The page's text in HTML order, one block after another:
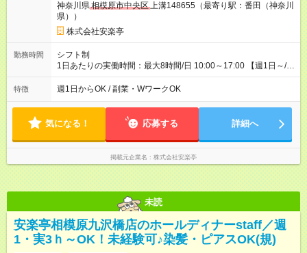
神奈川県相模原市中央区上溝148655（最寄り駅：番田（神奈川
県））
株式会社安楽亭
勤務時間
シフト制
1日あたりの実働時間：最大8時間/日 10:00～17:00 【週1日～/1
日3時間～OK！】 ＊レギュラー勤務ももちろん大歓迎！ 「子ど
ものお迎えまでの時間」 「ランチタイムだけ」 など、家庭の予
談可能◎
特徴 週1日からOK / 副業・WワークOK
気になる！ 応募する 詳細へ
掲載元企業名 株式会社安楽亭
未読
安楽亭相模原九沢橋店のホールディナーstaff／週
1・実3ｈ～OK！未経験可♪染髪・ピアスOK(規)